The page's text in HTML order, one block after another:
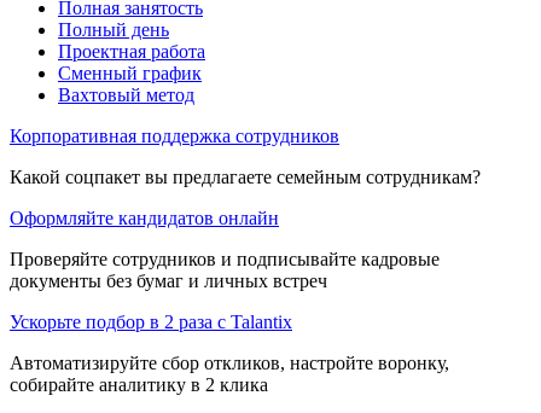
Полная занятость
Полный день
Проектная работа
Сменный график
Вахтовый метод
Корпоративная поддержка сотрудников
Какой соцпакет вы предлагаете семейным сотрудникам?
Оформляйте кандидатов онлайн
Проверяйте сотрудников и подписывайте кадровые
документы без бумаг и личных встреч
Ускорьте подбор в 2 раза с Talantix
Автоматизируйте сбор откликов, настройте воронку,
собирайте аналитику в 2 клика